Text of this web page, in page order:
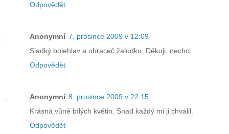
Odpovědět
Anonymní 7. prosince 2009 v 12:09
Sladký bolehlav a obraceč žaludku. Děkuji, nechci.
Odpovědět
Anonymní 8. prosince 2009 v 22:15
Krásná vůně bílých květin. Snad každý mi ji chválil.
Odpovědět